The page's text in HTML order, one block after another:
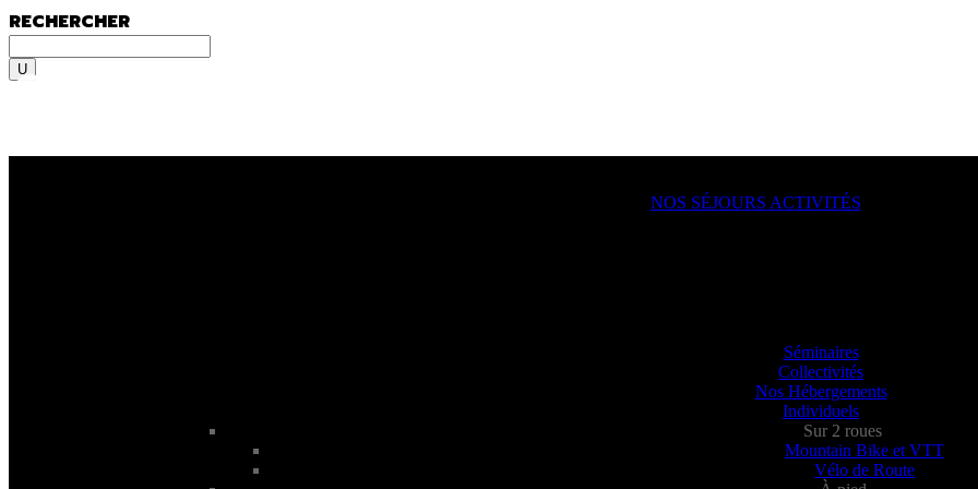
RECHERCHER
NOS SÉJOURS ACTIVITÉS
Séminaires
Collectivités
Nos Hébergements
Individuels
Sur 2 roues
Mountain Bike et VTT
Vélo de Route